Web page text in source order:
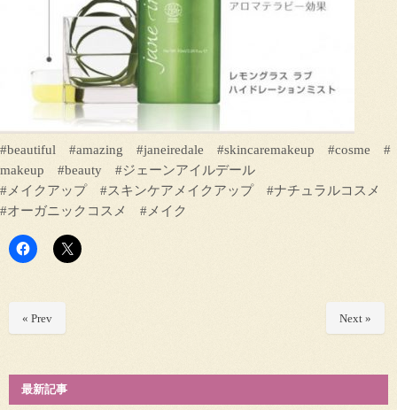
#beautiful #amazing #janeiredale #skincaremakeup #cosme #
makeup #beauty #ジェーンアイルデール
#メイクアップ #スキンケアメイクアップ #ナチュラルコスメ
#オーガニックコスメ #メイク
« Prev Next »
最新記事